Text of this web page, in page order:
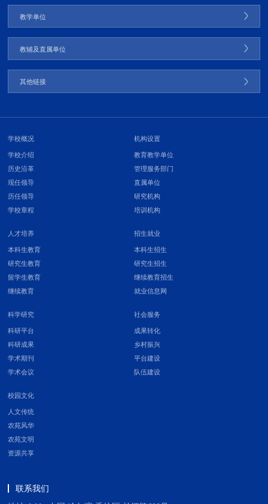
教学单位
教辅及直属单位
其他链接
学校概况
学校介绍
历史沿革
现任领导
历任领导
学校章程
机构设置
教育教学单位
管理服务部门
直属单位
研究机构
培训机构
人才培养
本科生教育
研究生教育
留学生教育
继续教育
招生就业
本科生招生
研究生招生
继续教育招生
就业信息网
科学研究
科研平台
科研成果
学术期刊
学术会议
社会服务
成果转化
乡村振兴
平台建设
队伍建设
校园文化
人文传统
农苑风华
农苑文明
资源共享
联系我们